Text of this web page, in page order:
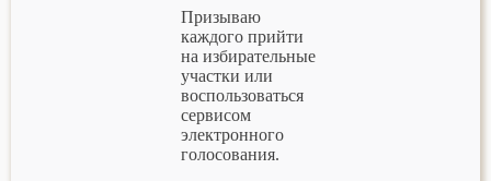
Призываю
каждого прийти
на избирательные
участки или
воспользоваться
сервисом
электронного
голосования.